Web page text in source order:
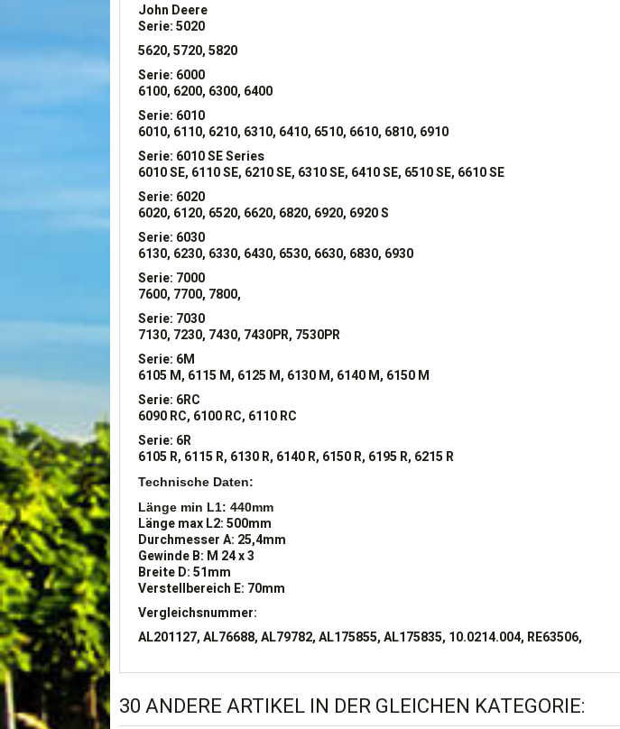
John Deere
Serie: 5020
5620, 5720, 5820
Serie: 6000
6100, 6200, 6300, 6400
Serie: 6010
6010, 6110, 6210, 6310, 6410, 6510, 6610, 6810, 6910
Serie: 6010 SE Series
6010 SE, 6110 SE, 6210 SE, 6310 SE, 6410 SE, 6510 SE, 6610 SE
Serie: 6020
6020, 6120, 6520, 6620, 6820, 6920, 6920 S
Serie: 6030
6130, 6230, 6330, 6430, 6530, 6630, 6830, 6930
Serie: 7000
7600, 7700, 7800,
Serie: 7030
7130, 7230, 7430, 7430PR, 7530PR
Serie: 6M
6105 M, 6115 M, 6125 M, 6130 M, 6140 M, 6150 M
Serie: 6RC
6090 RC, 6100 RC, 6110 RC
Serie: 6R
6105 R, 6115 R, 6130 R, 6140 R, 6150 R, 6195 R, 6215 R
Technische Daten:
Länge min L1: 440mm
Länge max L2: 500mm
Durchmesser A: 25,4mm
Gewinde B: M 24 x 3
Breite D: 51mm
Verstellbereich E: 70mm
Vergleichsnummer:
AL201127, AL76688, AL79782, AL175855, AL175835, 10.0214.004, RE63506,
30 ANDERE ARTIKEL IN DER GLEICHEN KATEGORIE: